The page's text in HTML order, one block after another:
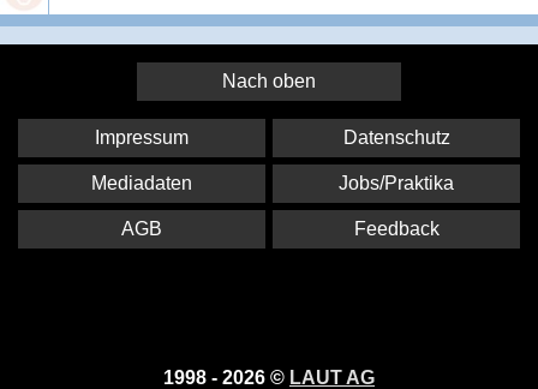
Nach oben
1998 - 2026 © LAUT AG
Impressum Datenschutz
Mediadaten Jobs/Praktika
AGB Feedback